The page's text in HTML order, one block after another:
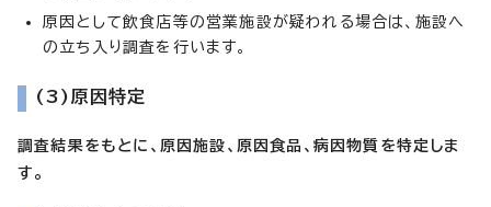
原因として飲食店等の営業施設が疑われる場合は、施設へ
の立ち入り調査を行います。
(3)原因特定
調査結果をもとに、原因施設、原因食品、病因物質を特定しま
す。